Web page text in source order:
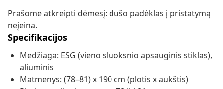
Prašome atkreipti dėmesį: dušo padėklas į pristatymą
neįeina.
Specifikacijos
Medžiaga: ESG (vieno sluoksnio apsauginis stiklas),
aliuminis
Matmenys: (78–81) x 190 cm (plotis x aukštis)